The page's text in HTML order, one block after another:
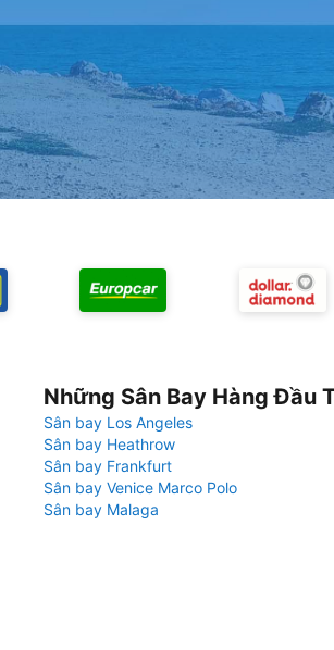
Những Sân Bay Hàng Đầu
Sân bay Los Angeles
Sân bay Heathrow
Sân bay Frankfurt
Sân bay Venice Marco Polo
Sân bay Malaga